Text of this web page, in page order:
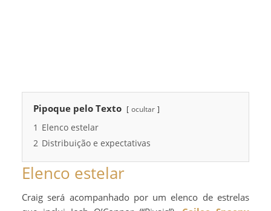
Pipoque pelo Texto ocultar
1 Elenco estelar
2 Distribuição e expectativas
Elenco estelar
Craig será acompanhado por um elenco de estrelas